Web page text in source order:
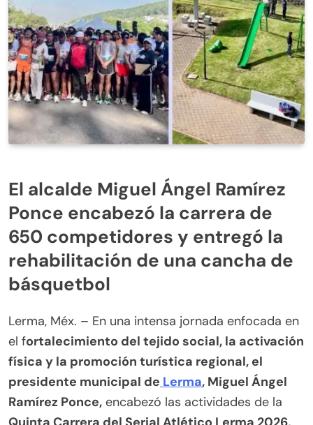
El alcalde Miguel Ángel Ramírez
Ponce encabezó la carrera de
650 competidores y entregó la
rehabilitación de una cancha de
básquetbol
Lerma, Méx. – En una intensa jornada enfocada en
el fortalecimiento del tejido social, la activación
física y la promoción turística regional, el
presidente municipal de Lerma, Miguel Ángel
Ramírez Ponce, encabezó las actividades de la